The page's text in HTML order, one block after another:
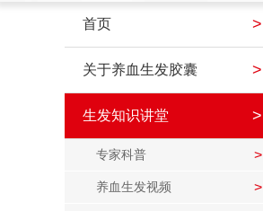
首页 >
关于养血生发胶囊 >
生发知识讲堂 >
专家科普 >
养血生发视频 >